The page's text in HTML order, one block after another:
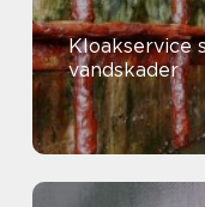
Kloakservice struer sådan
vandskader